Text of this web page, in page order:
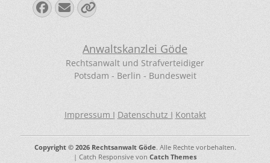
Facebook
E-
Mail
Verknüpfung
Anwaltskanzlei Göde
Rechtsanwalt und Strafverteidiger
Potsdam - Berlin - Bundesweit
Impressum I Datenschutz I Kontakt
Copyright © 2026 Rechtsanwalt Göde. Alle Rechte vorbehalten.
| Catch Responsive von Catch Themes